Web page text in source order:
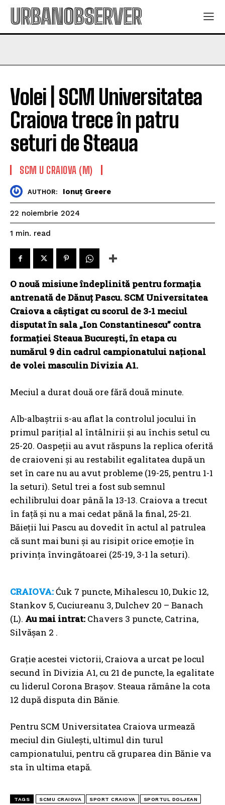
URBANOBSERVER
Volei | SCM Universitatea
Craiova trece în patru
seturi de Steaua
SCM U CRAIOVA (M)
AUTHOR: Ionuț Greere
22 noiembrie 2024
1 min. read
O nouă misiune îndeplinită pentru formația
antrenată de Dănuț Pascu. SCM Universitatea
Craiova a câștigat cu scorul de 3-1 meciul
disputat în sala „Ion Constantinescu” contra
formației Steaua București, în etapa cu
numărul 9 din cadrul campionatului național
de volei masculin Divizia A1.
Meciul a durat două ore fără două minute.
Alb-albaștrii s-au aflat la controlul jocului în
primul parițial al întâlnirii și au închis setul cu
25-20. Oaspeții au avut răspuns la replica oferită
de craioveni și au restabilit egalitatea după un
set în care nu au avut probleme (19-25, pentru 1-1
la seturi). Setul trei a fost sub semnul
echilibrului doar până la 13-13. Craiova a trecut
în față și nu a mai cedat pănă la final, 25-21.
Băieții lui Pascu au dovedit în actul al patrulea
că sunt mai buni și au risipit orice emoție în
privința învingătoarei (25-19, 3-1 la seturi).
CRAIOVA:Ćuk 7 puncte, Mihalescu 10, Dukic 12,
Stankov 5, Cuciureanu 3, Dulchev 20 – Banach
(L). Au mai intrat: Chavers 3 puncte, Catrina,
Silvășan 2 .
Grație acestei victorii, Craiova a urcat pe locul
secund în Divizia A1, cu 21 de puncte, la egalitate
cu liderul Corona Brașov. Steaua rămâne la cota
12 după disputa din Bănie.
Pentru SCM Universitatea Craiova urmează
meciul din Giulești, ultimul din turul
campionatului, pentru că gruparea din Bănie va
sta în ultima etapă.
TAGS SCMU CRAIOVA SPORT CRAIOVA SPORTUL DOLJEAN